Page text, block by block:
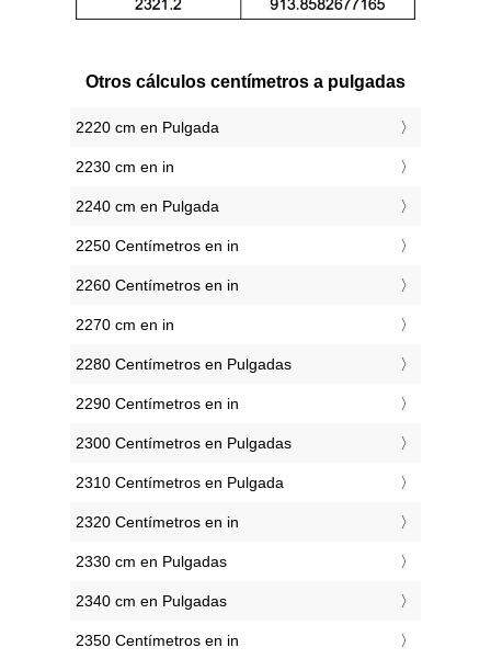
Otros cálculos centímetros a pulgadas
2220 cm en Pulgada
2230 cm en in
2240 cm en Pulgada
2250 Centímetros en in
2260 Centímetros en in
2270 cm en in
2280 Centímetros en Pulgadas
2290 Centímetros en in
2300 Centímetros en Pulgadas
2310 Centímetros en Pulgada
2320 Centímetros en in
2330 cm en Pulgadas
2340 cm en Pulgadas
2350 Centímetros en in